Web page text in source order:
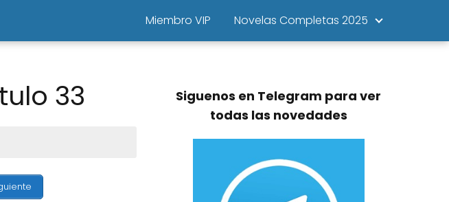
Miembro VIP Novelas Completas 2025
33
Siguenos en Telegram para ver
todas las novedades